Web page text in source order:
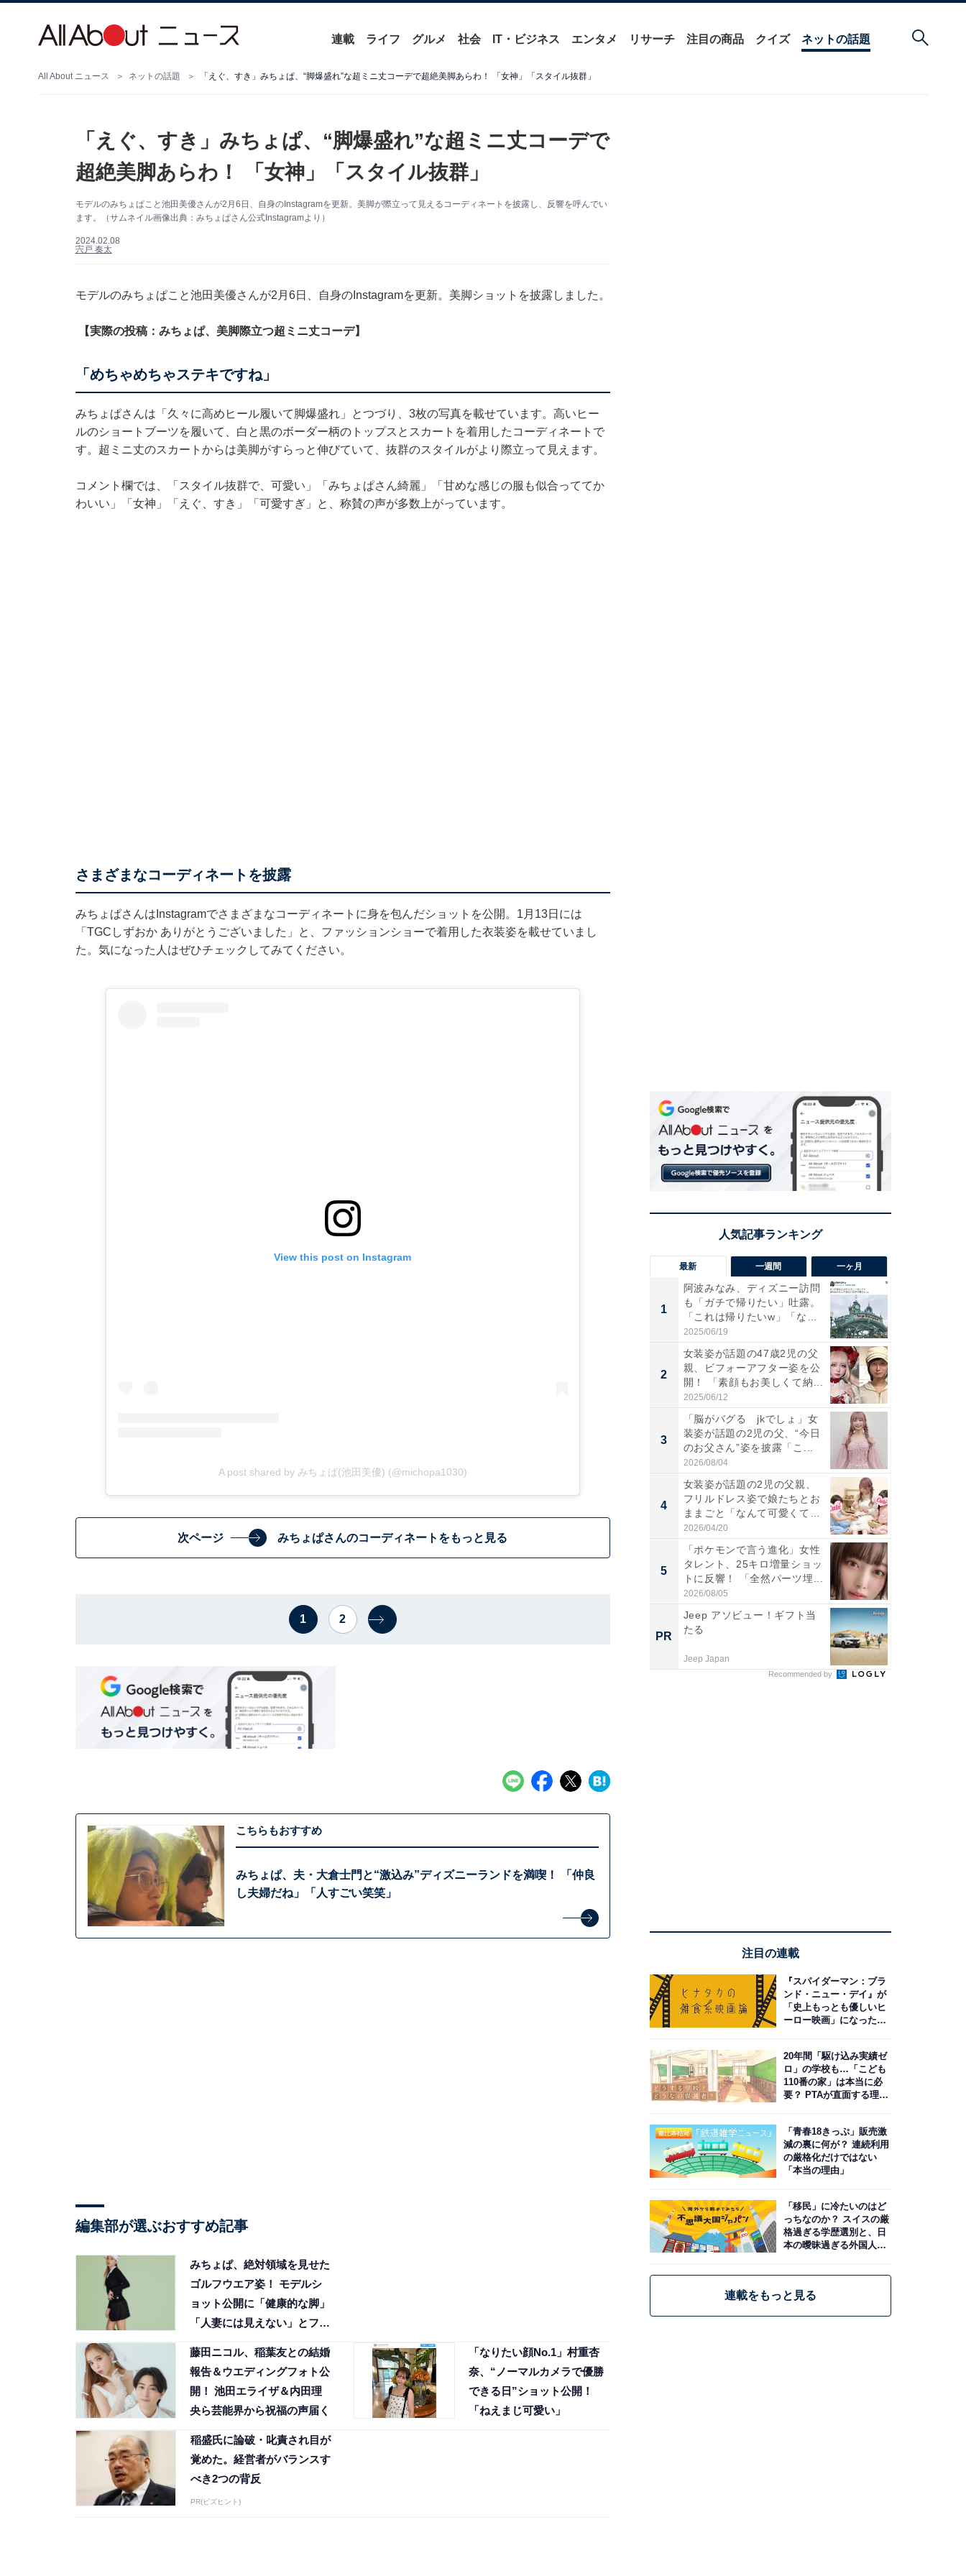
連載 ライフ グルメ 社会 IT・ビジネス エンタメ リサーチ 注目の商品 クイズ ネットの話題
All About ニュース ネットの話題 「えぐ、すき」みちょぱ、“脚爆盛れ”な超ミニ丈コーデで超絶美脚あらわ！ 「女神」「スタイル抜群」
「えぐ、すき」みちょぱ、“脚爆盛れ”な超ミニ丈コーデで
超絶美脚あらわ！ 「女神」「スタイル抜群」
モデルのみちょぱこと池田美優さんが2月6日、自身のInstagramを更新。美脚が際立って見えるコーディネートを披露し、反響を呼んでい
ます。（サムネイル画像出典：みちょぱさん公式Instagramより）
2024.02.08
宍戸 奏太
モデルのみちょぱこと池田美優さんが2月6日、自身のInstagramを更新。美脚ショットを披露しました。
【実際の投稿：みちょぱ、美脚際立つ超ミニ丈コーデ】
「めちゃめちゃステキですね」
みちょぱさんは「久々に高めヒール履いて脚爆盛れ」とつづり、3枚の写真を載せています。高いヒー
ルのショートブーツを履いて、白と黒のボーダー柄のトップスとスカートを着用したコーディネートで
す。超ミニ丈のスカートからは美脚がすらっと伸びていて、抜群のスタイルがより際立って見えます。
コメント欄では、「スタイル抜群で、可愛い」「みちょぱさん綺麗」「甘めな感じの服も似合っててか
わいい」「女神」「えぐ、すき」「可愛すぎ」と、称賛の声が多数上がっています。
さまざまなコーディネートを披露
みちょぱさんはInstagramでさまざまなコーディネートに身を包んだショットを公開。1月13日には
「TGCしずおか ありがとうございました」と、ファッションショーで着用した衣装姿を載せていまし
た。気になった人はぜひチェックしてみてください。
View this post on Instagram
A post shared by みちょぱ(池田美優) (@michopa1030)
次ページ みちょぱさんのコーディネートをもっと見る
1 2
こちらもおすすめ
みちょぱ、夫・大倉士門と“激込み”ディズニーランドを満喫！ 「仲良
し夫婦だね」「人すごい笑笑」
編集部が選ぶおすすめ記事
みちょぱ、絶対領域を見せた
ゴルフウエア姿！ モデルシ
ョット公開に「健康的な脚」
「人妻には見えない」とファ
藤田ニコル、稲葉友との結婚
報告＆ウエディングフォト公
開！ 池田エライザ＆内田理
央ら芸能界から祝福の声届く
「なりたい顔No.1」村重杏
奈、“ノーマルカメラで優勝
できる日”ショット公開！
「ねえまじ可愛い」
稲盛氏に論破・叱責され目が
覚めた。経営者がバランスす
べき2つの背反
PR(ビズヒント)
最新 一週間 一ヶ月
1
阿波みなみ、ディズニー訪問
も「ガチで帰りたい」吐露。
「これは帰りたいw」「なん
ち...
2025/06/19
2
女装姿が話題の47歳2児の父
親、ビフォーアフター姿を公
開！ 「素顔もお美しくて納...
2025/06/12
3
「脳がバグる jkでしょ」女
装姿が話題の2児の父、“今日
のお父さん”姿を披露「こ...
2026/08/04
4
女装姿が話題の2児の父親、
フリルドレス姿で娘たちとお
ままごと「なんて可愛くて平
和...
2026/04/20
5
「ポケモンで言う進化」女性
タレント、25キロ増量ショッ
トに反響！ 「全然パーツ埋...
2026/08/05
PR
Jeep アソビュー！ギフト当
たる
Jeep Japan
Recommended by
注目の連載
『スパイダーマン：ブラ
ンド・ニュー・デイ』が
「史上もっとも優しいヒ
ーロー映画」になった理
20年間「駆け込み実績ゼ
ロ」の学校も…「こども
110番の家」は本当に必
要？ PTAが直面する理想
「青春18きっぷ」販売激
減の裏に何が？ 連続利用
の厳格化だけではない
「本当の理由」
「移民」に冷たいのはど
っちなのか？ スイスの厳
格過ぎる学歴選別と、日
本の曖昧過ぎる外国人政
連載をもっと見る